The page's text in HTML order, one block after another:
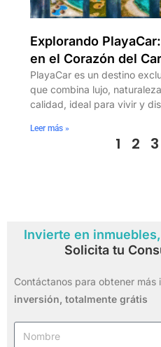
Explorando
en el Corazón del
PlayaCar es un destino
que combina lujo,
calidad, ideal para vivir y
Leer más »
1 2 3
Invierte en
Solicita tu
Contáctanos para obtener más
inversión, totalmente grátis